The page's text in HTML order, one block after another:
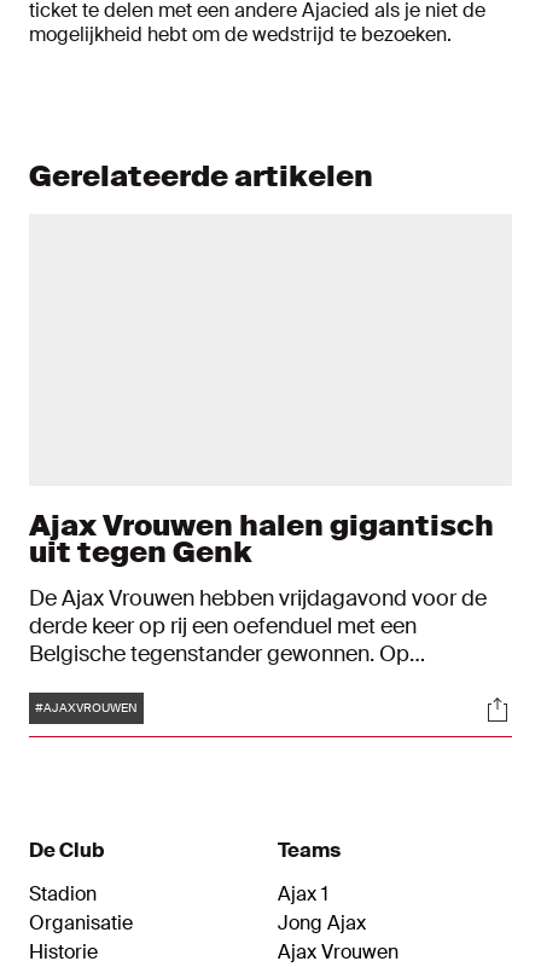
ticket te delen met een andere Ajacied als je niet de
mogelijkheid hebt om de wedstrijd te bezoeken.
Gerelateerde artikelen
Ajax Vrouwen halen gigantisch
uit tegen Genk
De Ajax Vrouwen hebben vrijdagavond voor de
derde keer op rij een oefenduel met een
Belgische tegenstander gewonnen. Op
liefst 9-0 verslagen. De goals kwamen van Quinty
Sabajo (twee), Nikita Tromp (twee), Tiny Hoekstra
Tags
#AJAXVROUWEN
De Club
Stadion
Organisatie
Historie
Teams
Ajax 1
Jong Ajax
Ajax Vrouwen